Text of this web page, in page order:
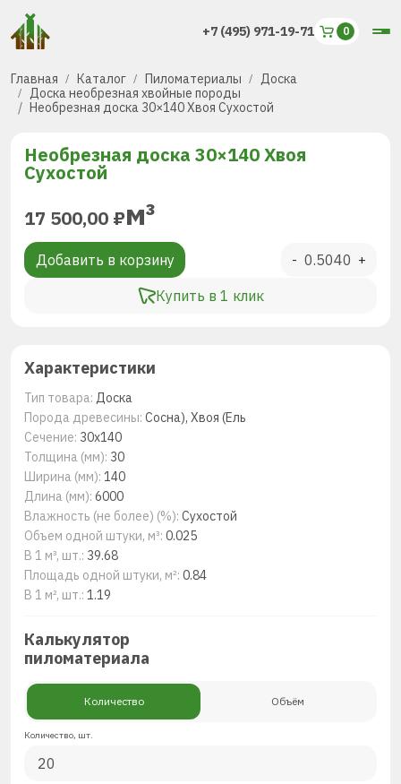
+7 (495) 971-19-71
Главная Каталог Пиломатериалы
Доска
Доска необрезная хвойные породы
Необрезная доска 30×140 Хвоя Сухостой
Необрезная доска 30×140 Хвоя
Сухостой
17 500,00 ₽м³
Добавить в корзину
Купить в 1 клик
- +
Характеристики
Тип товара: Доска
Порода древесины: Сосна), Хвоя (Ель
Сечение: 30x140
Толщина (мм): 30
Ширина (мм): 140
Длина (мм): 6000
Влажность (не более) (%): Сухостой
Объем одной штуки, м³: 0.025
В 1 м³, шт.: 39.68
Площадь одной штуки, м²: 0.84
В 1 м², шт.: 1.19
Калькулятор
пиломатериала
Количество Объём
Количество, шт.